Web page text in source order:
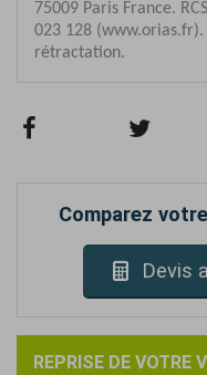
Comparez
Devis
REPRISE DE VOTRE